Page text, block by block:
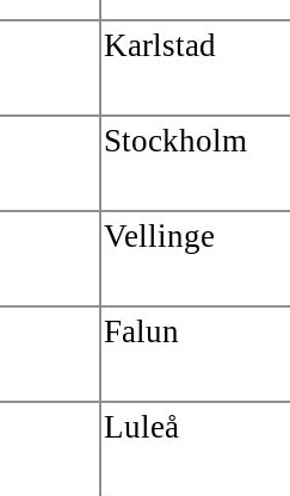
Karlstad
Stockholm
Vellinge
Falun
Luleå